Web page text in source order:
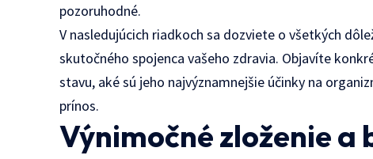
pozoruhodné.
V nasledujúcich riadkoch sa dozviete o všetkých
skutočného spojenca vašeho zdravia. Objavíte
stavu, aké sú jeho najvýznamnejšie účinky na
prínos.
Výnimočné zloženie